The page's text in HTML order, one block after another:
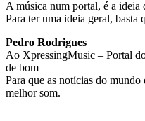
A música num portal, é a ideia
Para ter uma ideia geral,
Pedro Rodrigues
Ao XpressingMusic – Portal
de bom
Para que as notícias do
melhor som.